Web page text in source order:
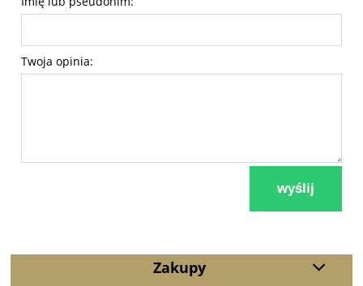
Twoja opinia:
wyślij
Zakupy